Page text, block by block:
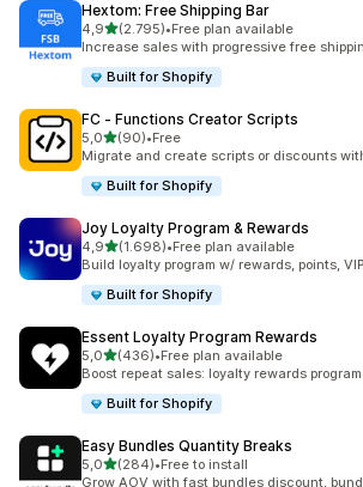
Hextom: Free Shipping Bar
4,95 yıldız üzerinden
(2.795)
toplam 2795 değerlendirme
•Free plan available
Increase sales with progressive free
Built for Shopify
FC ‑ Functions Creator Scripts
5,05 yıldız üzerinden
(90)
toplam 90 değerlendirme
•Free
Migrate and create scripts or discounts
Built for Shopify
Joy Loyalty Program & Rewards
4,95 yıldız üzerinden
(1.698)
toplam 1698 değerlendirme
•Free plan available
Build loyalty program w/ rewards, points,
Built for Shopify
Essent Loyalty Program Rewards
5,05 yıldız üzerinden
(436)
toplam 436 değerlendirme
•Free plan available
Boost repeat sales: loyalty rewards
Built for Shopify
Easy Bundles Quantity Breaks
5,05 yıldız üzerinden
(284)
toplam 284 değerlendirme
•Free to install
Grow AOV with fast bundles discount,